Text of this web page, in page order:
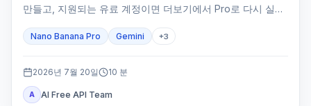
만들고, 지원되는 유료 계정이면 더보기에서 Pro로 다시 실행
인해야 합니다.
Nano Banana Pro Gemini +3
2026년 7월 20일 10 분
A AI Free API Team